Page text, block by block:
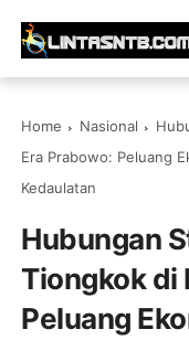
Home Nasional
Era Prabowo: Peluang
Kedaulatan
Hubungan
Tiongkok di
Peluang